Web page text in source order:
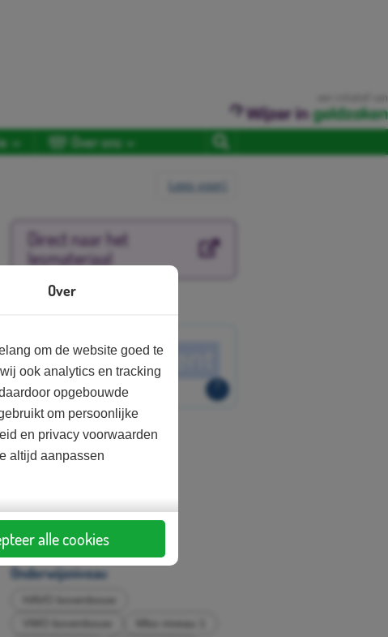
een initiatief van
Over ons
Lees voor
Direct naar het
lesmateriaal
Kosten
Soort lesmateriaal
Gastles
Onderwijsniveau
Over
om de website goed te
ook analytics en tracking
opgebouwde
om persoonlijke
en privacy voorwaarden
altijd aanpassen
alle cookies